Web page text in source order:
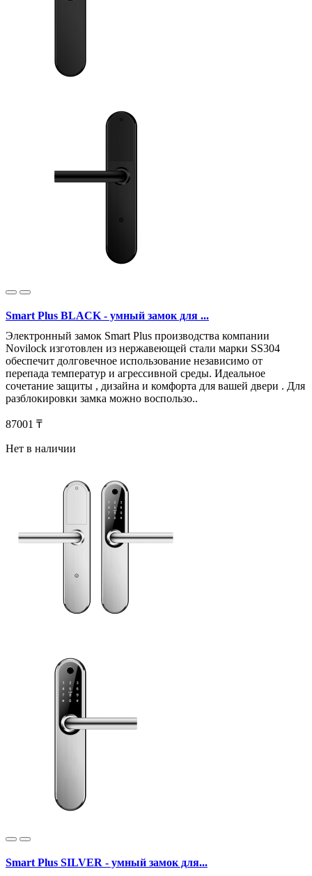
Smart Plus BLACK - умный замок для ...
Электронный замок Smart Plus производства компании
Novilock изготовлен из нержавеющей стали марки SS304
обеспечит долговечное использование независимо от
перепада температур и агрессивной среды. Идеальное
сочетание защиты , дизайна и комфорта для вашей двери . Для
разблокировки замка можно воспользо..
87001 ₸
Нет в наличии
Smart Plus SILVER - умный замок для...